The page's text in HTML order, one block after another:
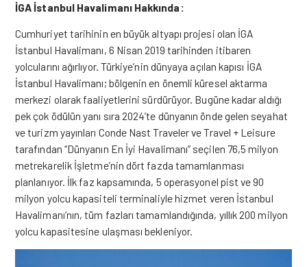
İGA İstanbul Havalimanı Hakkında:
Cumhuriyet tarihinin en büyük altyapı projesi olan İGA
İstanbul Havalimanı, 6 Nisan 2019 tarihinden itibaren
yolcularını ağırlıyor. Türkiye’nin dünyaya açılan kapısı İGA
İstanbul Havalimanı; bölgenin en önemli küresel aktarma
merkezi olarak faaliyetlerini sürdürüyor. Bugüne kadar aldığı
pek çok ödülün yanı sıra 2024’te dünyanın önde gelen seyahat
ve turizm yayınları Conde Nast Traveler ve Travel + Leisure
tarafından “Dünyanın En İyi Havalimanı” seçilen 76,5 milyon
metrekarelik İşletme’nin dört fazda tamamlanması
planlanıyor. İlk faz kapsamında, 5 operasyonel pist ve 90
milyon yolcu kapasiteli terminaliyle hizmet veren İstanbul
Havalimanı’nın, tüm fazları tamamlandığında, yıllık 200 milyon
yolcu kapasitesine ulaşması bekleniyor.